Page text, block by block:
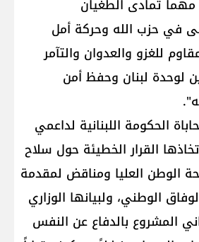
مهما تمادى الطغيان
في حزب الله وحركة أمل
للغزو والعدوان والتآمر
لوحدة لبنان وحفظ أمن
الحكومة اللبنانية لداعمي
القرار الخطيئة حول سلاح
الوطن العليا ومناقض لمقدمة
الوطني، ولبيانها الوزاري
المشروع بالدفاع عن النفس